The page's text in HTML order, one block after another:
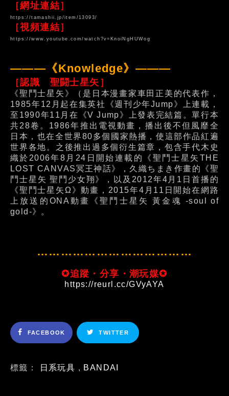
［網址連結］
https://tamashii.jp/item/13093/
［視頻連結］
https://www.youtube.com/watch?v=KnoiNgHUWog
———《Knowledge》———
［認識 聖闘士星矢］
《聖鬥士星矢》（是日本漫畫家車田正美的代表作，
1985年12月起在集英社《週刊少年Jump》上連載，
至1990年11月在《V Jump》上發表完結篇。單行本
共28卷。1986年推出電視動畫，播出後不但風靡全
日本，也在全世界80多個國家熱播，使這部作品紅遍
世界各地。之後推出過多個衍生篇章，包含手代木史
織於2006年8月24日開始連載的《聖鬥士星矢THE
LOST CANVAS冥王神話》，久織ちまき作畫的《聖
鬥士星矢 聖鬥少女翔》，以及2012年4月1日首播的
《聖鬥士星矢Ω》動畫，2015年4月11日開始在網路
上放送的ONA動畫《聖鬥士星矢 黃金魂 -soul of
gold-》。
…………………………………
✪追蹤・分享・潮玩媒✪
https://reurl.cc/GVyAYA
FACEBOOK TWITTER
標籤： 日系玩具 , BANDAI